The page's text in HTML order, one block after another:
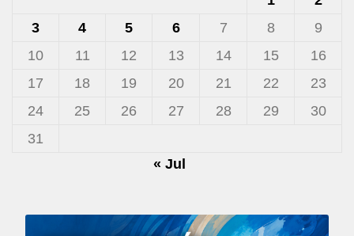
3
4 5 6 7 8
9
10
11 12 13 14 15
16
17
18 19 20 21 22
23
24
25 26 27 28 29
30
31
« Jul